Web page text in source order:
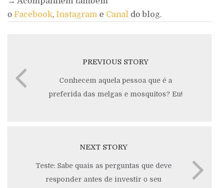
o Facebook, Instagram e Canal do blog.
PREVIOUS STORY
Conhecem aquela pessoa que é a
preferida das melgas e mosquitos? Eu!
NEXT STORY
Teste: Sabe quais as perguntas que deve
responder antes de investir o seu